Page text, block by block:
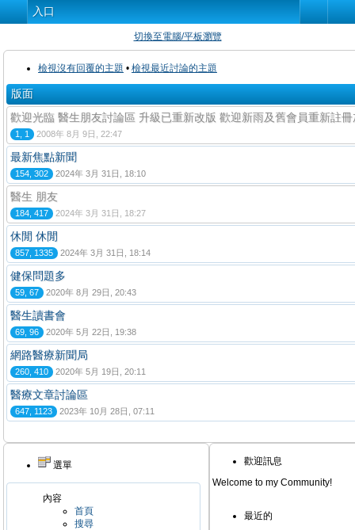
入口
切換至電腦/平板瀏覽
檢視沒有回覆的主題 • 檢視最近討論的主題
版面
歡迎光臨 醫生朋友討論區 升級已重新改版 歡迎新雨及舊會員重新註冊
1, 1 2008年 8月 9日, 22:47
最新焦點新聞
154, 302 2024年 3月 31日, 18:10
醫生 朋友
184, 417 2024年 3月 31日, 18:27
休閒 休閒
857, 1335 2024年 3月 31日, 18:14
健保問題多
59, 67 2020年 8月 29日, 20:43
醫生讀書會
69, 96 2020年 5月 22日, 19:38
網路醫療新聞局
260, 410 2020年 5月 19日, 20:11
醫療文章討論區
647, 1123 2023年 10月 28日, 07:11
選單
內容
首頁
搜尋
歡迎訊息
Welcome to my Community!
最近的